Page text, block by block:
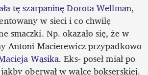
tę szarpaninę Dorota Wellman,
w sieci i co chwilę
smaczki. Np. okazało się, że w
trakcie szarpaniny Antoni Macierewicz przypadkowo
Wąsika. Eks- poseł miał po